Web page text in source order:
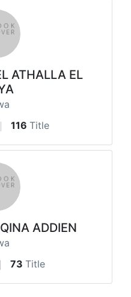
ATHALLA EL
116 Title
ADDIEN
73 Title